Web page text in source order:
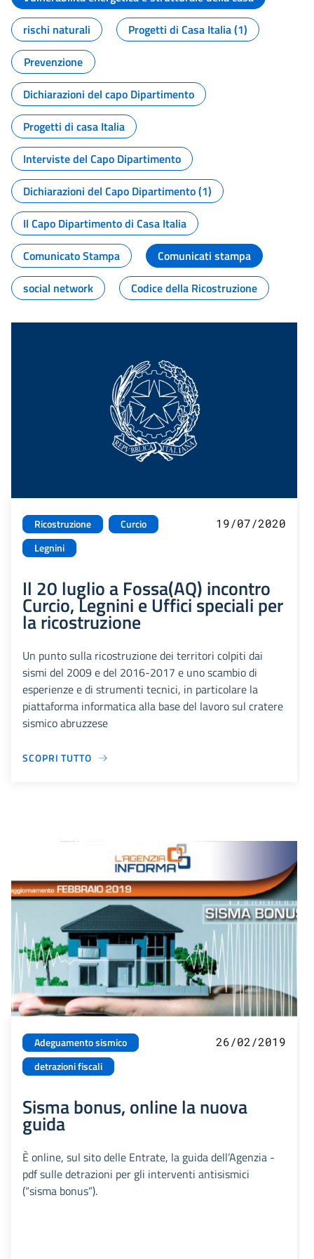
rischi naturali
Progetti di Casa Italia (1)
Prevenzione
Dichiarazioni del capo Dipartimento
Progetti di casa Italia
Interviste del Capo Dipartimento
Dichiarazioni del Capo Dipartimento (1)
Il Capo Dipartimento di Casa Italia
Comunicato Stampa
Comunicati stampa
social network
Codice della Ricostruzione
Ricostruzione
Curcio
Legnini
19/07/2020
Il 20 luglio a Fossa(AQ) incontro
Curcio, Legnini e Uffici speciali per
la ricostruzione
Un punto sulla ricostruzione dei territori colpiti dai
sismi del 2009 e del 2016-2017 e uno scambio di
esperienze e di strumenti tecnici, in particolare la
piattaforma informatica alla base del lavoro sul cratere
sismico abruzzese
SCOPRI TUTTO
Adeguamento sismico
detrazioni fiscali
26/02/2019
Sisma bonus, online la nuova
guida
È online, sul sito delle Entrate, la guida dell’Agenzia -
pdf sulle detrazioni per gli interventi antisismici
(“sisma bonus”).